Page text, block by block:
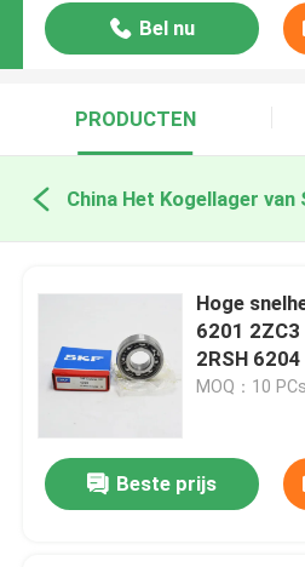
Bel nu
PRODUCTEN
China Het Kogellager van
Hoge
6201
2RSH
MOQ：10 PCs
Beste prijs